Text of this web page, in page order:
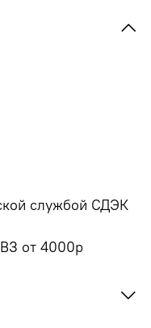
службой СДЭК
от 4000р